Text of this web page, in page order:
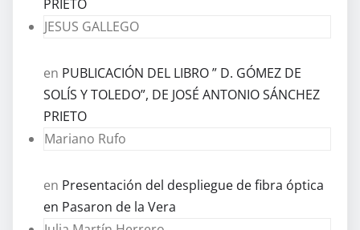
PRIETO
JESUS GALLEGO
en PUBLICACIÓN DEL LIBRO ” D. GÓMEZ DE
SOLÍS Y TOLEDO”, DE JOSÉ ANTONIO SÁNCHEZ
PRIETO
Mariano Rufo
en Presentación del despliegue de fibra óptica
en Pasaron de la Vera